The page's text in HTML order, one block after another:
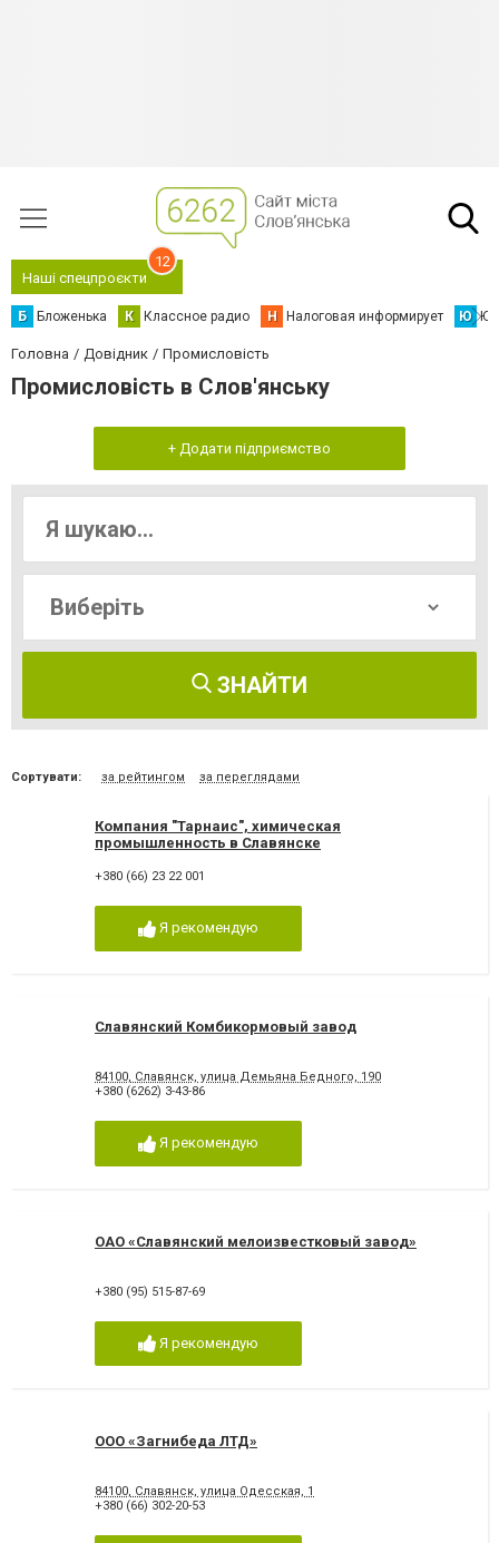
Наші спецпроєкти
12
Б Бложенька К Классное радио Н Налоговая информирует Ю
Головна Довідник Промисловість
Промисловість в Слов'янську
+ Додати підприємство
ЗНАЙТИ
Сортувати: за рейтингом за переглядами
Компания "Тарнаис", химическая
промышленность в Славянске
+380 (66) 23 22 001
Я рекомендую
Славянский Комбикормовый завод
84100, Славянск, улица Демьяна Бедного, 190
+380 (6262) 3-43-86
Я рекомендую
ОАО «Славянский мелоизвестковый завод»
+380 (95) 515-87-69
Я рекомендую
ООО «Загнибеда ЛТД»
84100, Славянск, улица Одесская, 1
+380 (66) 302-20-53